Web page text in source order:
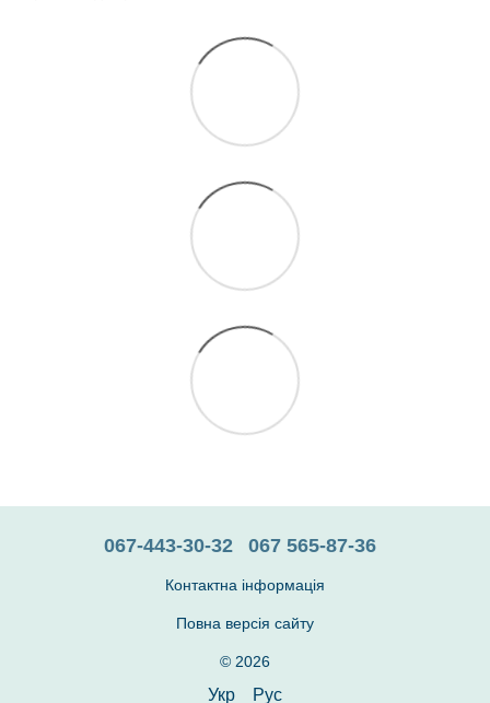
067-443-30-32 067 565-87-36
Контактна інформація
Повна версія сайту
© 2026
Укр Рус